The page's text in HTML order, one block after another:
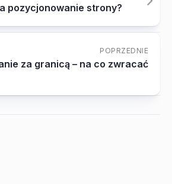
pozycjonowanie strony?
POPRZEDNIE
za granicą – na co zwracać